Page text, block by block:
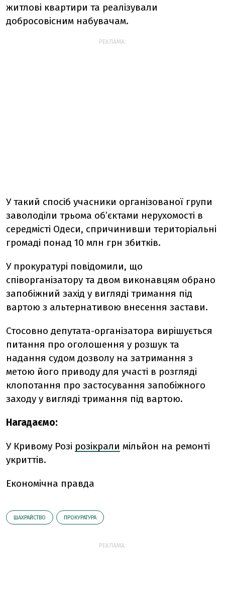
житлові квартири та реалізували
добросовісним набувачам.
РЕКЛАМА:
У такий спосіб учасники організованої групи
заволоділи трьома об’єктами нерухомості в
середмісті Одеси, спричинивши територіальні
громаді понад 10 млн грн збитків.
У прокуратурі повідомили, що
співорганізатору та двом виконавцям обрано
запобіжний захід у вигляді тримання під
вартою з альтернативою внесення застави.
Стосовно депутата-організатора вирішується
питання про оголошення у розшук та
надання судом дозволу на затримання з
метою його приводу для участі в розгляді
клопотання про застосування запобіжного
заходу у вигляді тримання під вартою.
Нагадаємо:
У Кривому Розі розікрали мільйон на ремонті
укриттів.
Економічна правда
ШАХРАЙСТВО ПРОКУРАТУРА
РЕКЛАМА: